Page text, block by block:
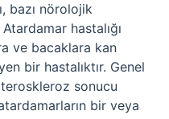
bazı nörolojik
hastalığı
ve bacaklara kan
bir hastalıktır. Genel
sonucu
bir veya